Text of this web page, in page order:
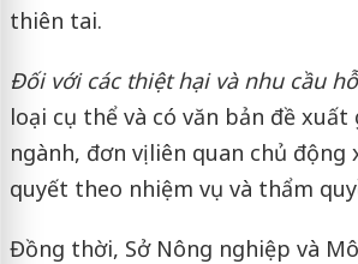
thiên tai.
Đối với các thiệt hại và nhu cầu
loại cụ thể và có văn bản đề xuất
ngành, đơn vị liên quan chủ động
quyết theo nhiệm vụ và thẩm
Đồng thời, Sở Nông nghiệp và